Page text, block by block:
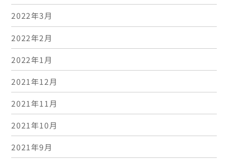
2022年3月
2022年2月
2022年1月
2021年12月
2021年11月
2021年10月
2021年9月